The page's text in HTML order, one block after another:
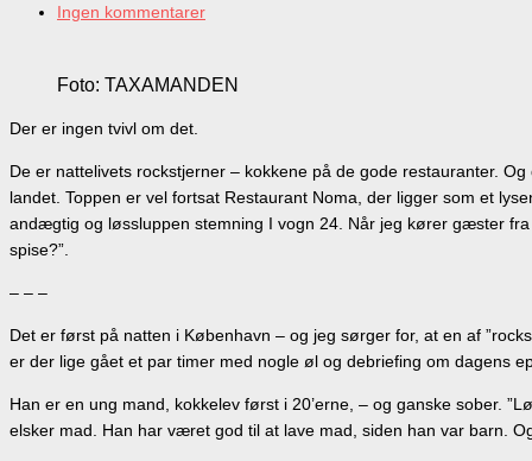
Ingen kommentarer
Foto: TAXAMANDEN
Der er ingen tvivl om det.
De er nattelivets rockstjerner – kokkene på de gode restauranter.
landet. Toppen er vel fortsat Restaurant Noma, der ligger som et
andægtig og løssluppen stemning I vogn 24. Når jeg kører gæster
spise?”.
– – –
Det er først på natten i København – og jeg sørger for, at en af
er der lige gået et par timer med nogle øl og debriefing om dagens
Han er en ung mand, kokkelev først i 20’erne, – og ganske sober.
elsker mad. Han har været god til at lave mad, siden han var barn.